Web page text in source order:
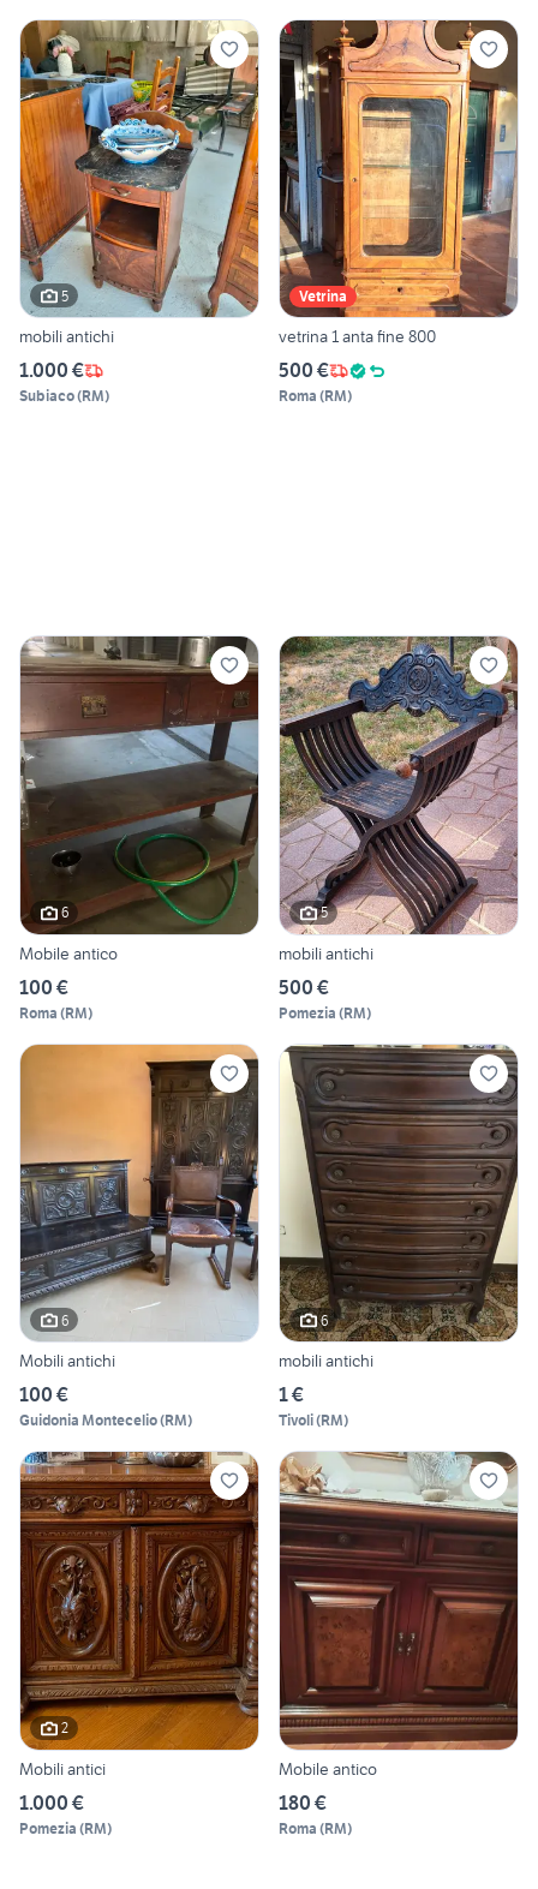
5
mobili antichi
1.000 €
Subiaco(RM)
Vetrina
vetrina 1 anta fine 800
500 €
Roma (RM)
6
Mobile antico
100 €
Roma (RM)
5
mobili antichi
500 €
Pomezia (RM)
6
Mobili antichi
100 €
Guidonia Montecelio(RM)
6
mobili antichi
1 €
Tivoli(RM)
2
Mobili antici
1.000 €
Pomezia (RM)
Mobile antico
180 €
Roma (RM)